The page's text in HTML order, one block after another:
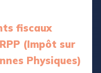
fiscaux
(Impôt sur
Physiques)